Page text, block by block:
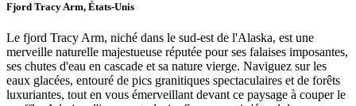
Fjord Tracy Arm, États-Unis
Le fjord Tracy Arm, niché dans le sud-est de l'Alaska, est une
merveille naturelle majestueuse réputée pour ses falaises imposantes,
ses chutes d'eau en cascade et sa nature vierge. Naviguez sur les
eaux glacées, entouré de pics granitiques spectaculaires et de forêts
luxuriantes, tout en vous émerveillant devant ce paysage à couper le